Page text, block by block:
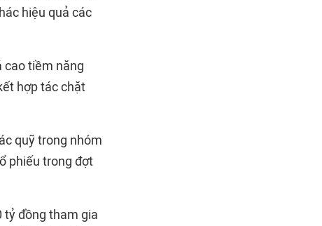
hiệu quả các
cao tiềm năng
hợp tác chặt
quỹ trong nhóm
phiếu trong đợt
tỷ đồng tham gia